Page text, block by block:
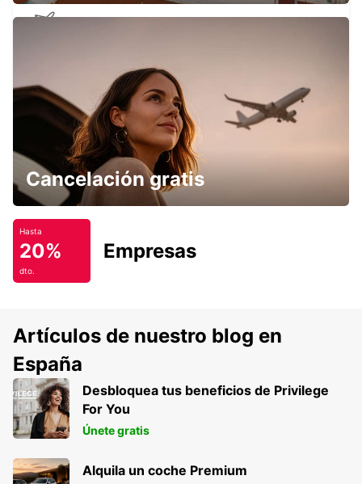
Cancelación gratis
Hasta
20%
dto.
Empresas
Artículos de nuestro blog en
España
Desbloquea tus beneficios de Privilege
For You
Únete gratis
Alquila un coche Premium